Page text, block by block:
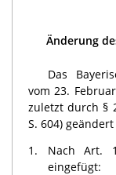
Änderung
Das
vom 23.
zuletzt durch §
S. 604)
1.
Nach Art.
eingefügt: